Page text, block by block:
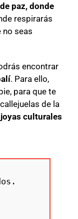
paz, donde
respirarás
no seas
encontrar
. Para ello,
para que te
de la
culturales